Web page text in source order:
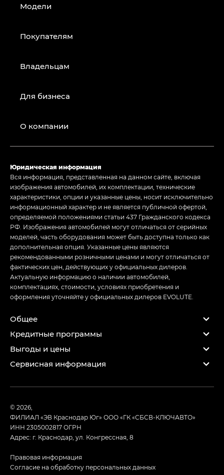
Модели
Покупателям
Владельцам
Для бизнеса
О компании
Юридическая информация
Вся информация, представленная на данном сайте, включая
изображения автомобилей, их комплектации, технические
характеристики, опции и указанные цены, носит исключительно
информационный характер и не является публичной офертой,
определяемой положениями статьи 437 Гражданского кодекса
РФ. Изображения автомобилей могут отличаться от серийных
моделей, часть оборудования может быть доступна только как
дополнительная опция. Указанные цены являются
рекомендованными розничными ценами и могут отличаться от
фактических цен, действующих у официальных дилеров.
Актуальную информацию о наличии автомобилей,
комплектациях, стоимости, условиях приобретения и
оформления уточняйте у официальных дилеров EVOLUTE.
Общее
Кредитные программы
Выгоды и цены
Сервисная информация
© 2026,
ФИЛИАЛ «ЭВ Краснодар Юг» ООО «ГК «СБСВ-КЛЮЧАВТО»
ИНН 2305002817ОГРН
Адрес: г. Краснодар, ул. Конгрессная, 8
Правовая информация
Согласие на обработку персональных данных